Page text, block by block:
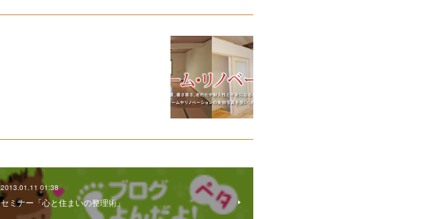
2013.01.11 01:38
セミナー「心と住まいの整理術」